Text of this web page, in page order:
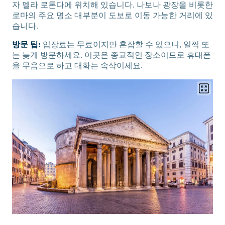
자 델라 로톤다에 위치해 있습니다. 나보나 광장을 비롯한
로마의 주요 명소 대부분이 도보로 이동 가능한 거리에 있
습니다.
방문 팁: 입장료는 무료이지만 혼잡할 수 있으니, 일찍 또
는 늦게 방문하세요. 이곳은 종교적인 장소이므로 휴대폰
을 무음으로 하고 대화는 속삭이세요.